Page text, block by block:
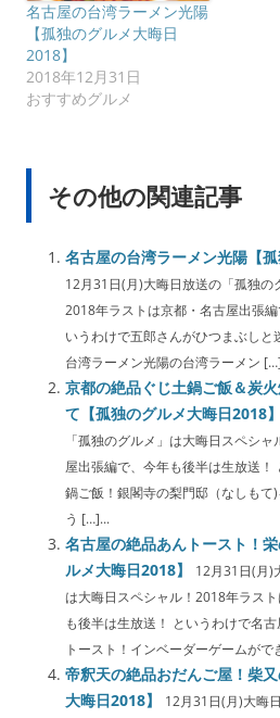
名古屋の台湾ラーメン光陽
【孤独のグルメ大晦日
2018】
2018年12月31日
おすすめグルメ
その他の関連記事
名古屋の台湾ラーメン光陽【孤
12月31日(月)大晦日放送の「孤独の
2018年ラストは京都・名古屋出張
いうわけで五郎さんがひつまぶしと
台湾ラーメン光陽の台湾ラーメン
京都の絶品ぐじ土鍋ご飯＆炭
て【孤独のグルメ大晦日2018】
「孤独のグルメ」は大晦日スペシ
屋出張編で、今年も後半は生放送
鍋ご飯！銀閣寺の梨門邸（なしも
う […]...
名古屋の絶品あんトースト！
ルメ大晦日2018】
12月31日(月)
は大晦日スペシャル！2018年ラス
も後半は生放送！ というわけで名
トースト！インベーダーゲームが
帝釈天の絶品おだんご屋！柴
大晦日2018】
12月31日(月)大晦